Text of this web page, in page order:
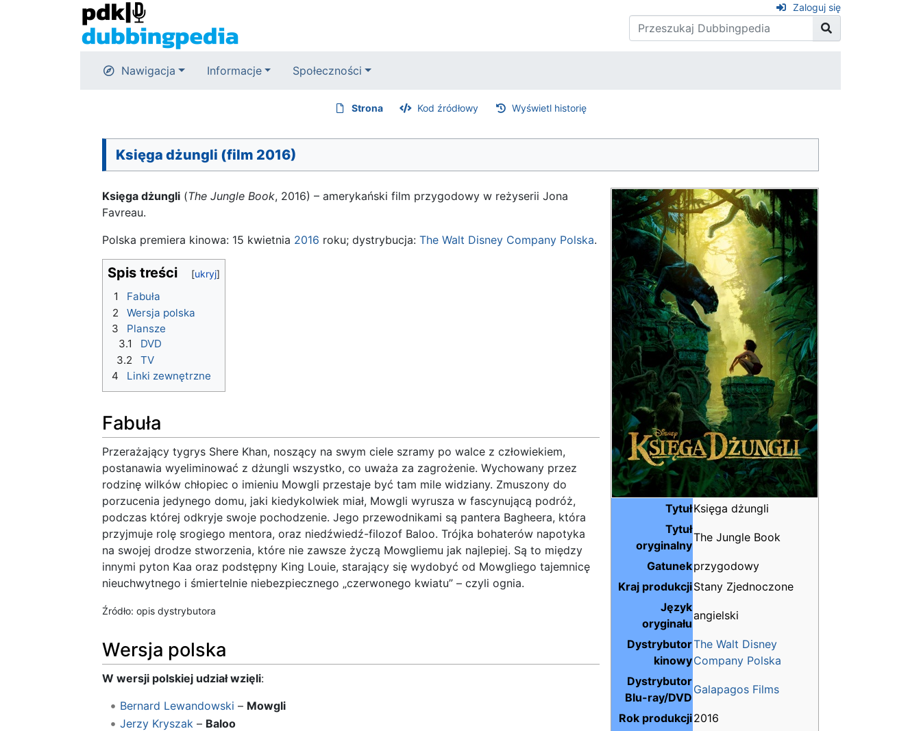
Zaloguj się
Nawigacja Informacje Społeczności
Strona Kod źródłowy Wyświetl historię
Księga dżungli (film 2016)
TytułKsięga dżungli
Tytuł
oryginalny
The Jungle Book
Gatunekprzygodowy
Kraj produkcjiStany Zjednoczone
Język
oryginału
angielski
Dystrybutor
kinowy
The Walt Disney
Company Polska
Dystrybutor
Blu-ray/DVD
Galapagos Films
Rok produkcji2016
Księga dżungli (The Jungle Book, 2016) – amerykański film przygodowy w reżyserii Jona
Favreau.
Polska premiera kinowa: 15 kwietnia 2016 roku; dystrybucja: The Walt Disney Company Polska.
Spis treści
1
Fabuła
2
Wersja polska
3
Plansze
3.1
DVD
3.2
TV
4
Linki zewnętrzne
Fabuła
Przerażający tygrys Shere Khan, noszący na swym ciele szramy po walce z człowiekiem,
postanawia wyeliminować z dżungli wszystko, co uważa za zagrożenie. Wychowany przez
rodzinę wilków chłopiec o imieniu Mowgli przestaje być tam mile widziany. Zmuszony do
porzucenia jedynego domu, jaki kiedykolwiek miał, Mowgli wyrusza w fascynującą podróż,
podczas której odkryje swoje pochodzenie. Jego przewodnikami są pantera Bagheera, która
przyjmuje rolę srogiego mentora, oraz niedźwiedź-filozof Baloo. Trójka bohaterów napotyka
na swojej drodze stworzenia, które nie zawsze życzą Mowgliemu jak najlepiej. Są to między
innymi pyton Kaa oraz podstępny King Louie, starający się wydobyć od Mowgliego tajemnicę
nieuchwytnego i śmiertelnie niebezpiecznego „czerwonego kwiatu” – czyli ognia.
Źródło: opis dystrybutora
Wersja polska
W wersji polskiej udział wzięli:
Bernard Lewandowski – Mowgli
Jerzy Kryszak– Baloo